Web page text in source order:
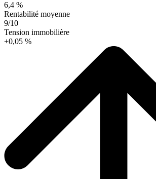
6,4 %
Rentabilité moyenne
9/10
Tension immobilière
+0,05 %